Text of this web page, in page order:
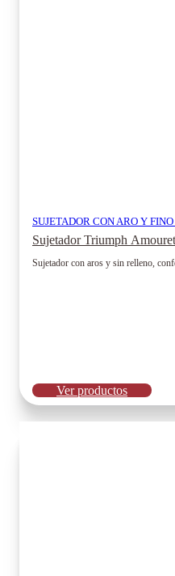
SUJETADOR CON ARO Y
Sujetador Triumph
Sujetador con aros y sin relleno,
Ver productos